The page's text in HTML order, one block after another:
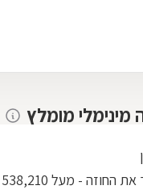
מינימלי מומלץ
- מעל 538,210 ש"ח